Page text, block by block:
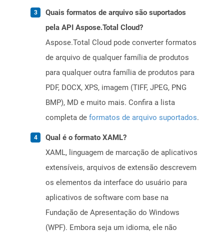
Quais formatos de arquivo são suportados
pela API Aspose.Total Cloud?
Aspose.Total Cloud pode converter formatos
de arquivo de qualquer família de produtos
para qualquer outra família de produtos para
PDF, DOCX, XPS, imagem (TIFF, JPEG, PNG
BMP), MD e muito mais. Confira a lista
completa de formatos de arquivo suportados.
Qual é o formato XAML?
XAML, linguagem de marcação de aplicativos
extensíveis, arquivos de extensão descrevem
os elementos da interface do usuário para
aplicativos de software com base na
Fundação de Apresentação do Windows
(WPF). Embora seja um idioma, ele não